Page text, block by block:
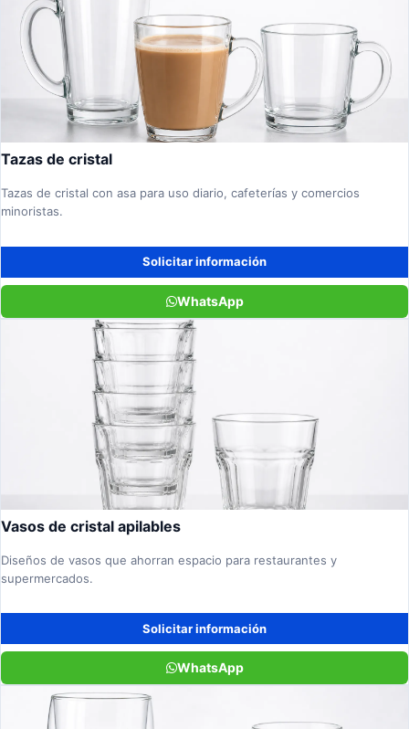
Tazas de cristal
Tazas de cristal con asa para uso diario, cafeterías y comercios
minoristas.
Solicitar información
WhatsApp
Vasos de cristal apilables
Diseños de vasos que ahorran espacio para restaurantes y
supermercados.
Solicitar información
WhatsApp